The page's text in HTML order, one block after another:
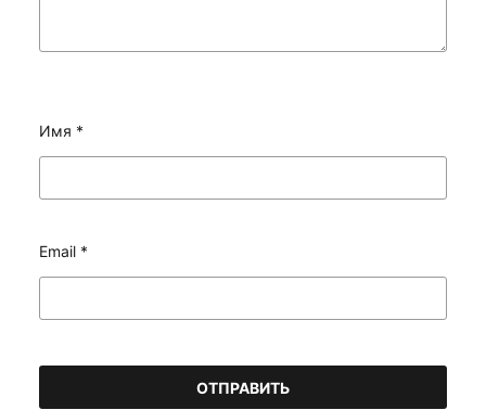
Имя *
Email *